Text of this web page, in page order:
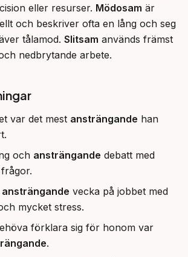
eller resurser. Mödosam är
och beskriver ofta en lång och seg
tålamod. Slitsam används främst
nedbrytande arbete.
var det mest ansträngande han
och ansträngande debatt med
ansträngande vecka på jobbet med
mycket stress.
förklara sig för honom var
.